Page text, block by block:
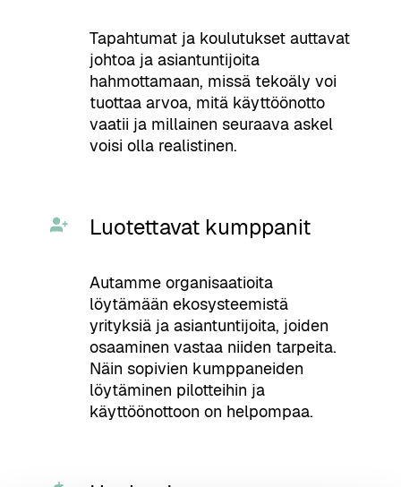
Tapahtumat ja koulutukset auttavat
johtoa ja asiantuntijoita
hahmottamaan, missä tekoäly voi
tuottaa arvoa, mitä käyttöönotto
vaatii ja millainen seuraava askel
voisi olla realistinen.
Luotettavat kumppanit
Autamme organisaatioita
löytämään ekosysteemistä
yrityksiä ja asiantuntijoita, joiden
osaaminen vastaa niiden tarpeita.
Näin sopivien kumppaneiden
löytäminen pilotteihin ja
käyttöönottoon on helpompaa.